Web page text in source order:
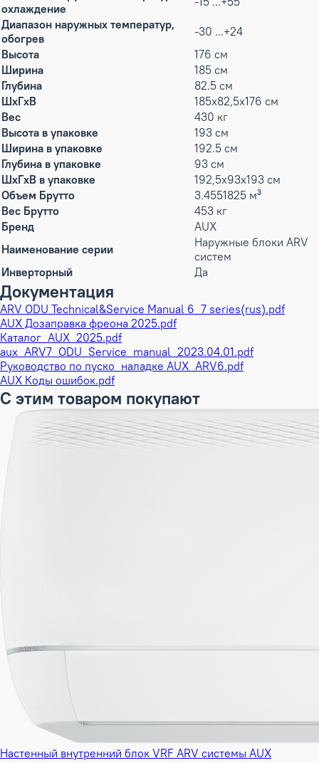
охлаждение
Диапазон наружных температур,
обогрев
-30 ...+24
Высота
176 см
Ширина
185 см
Глубина
82.5 см
ШxГxВ
185x82,5x176 см
Вес
430 кг
Высота в упаковке
193 см
Ширина в упаковке
192.5 см
Глубина в упаковке
93 см
ШxГxВ в упаковке
192,5x93x193 см
Объем Брутто
3.4551825 м³
Вес Брутто
453 кг
Бренд
AUX
Наименование серии
Наружные блоки ARV
систем
Инверторный
Да
Документация
ARV ODU Technical&Service Manual 6_7 series(rus).pdf
AUX Дозаправка фреона 2025.pdf
Каталог_AUX_2025.pdf
aux_ARV7_ODU_Service_manual_2023.04.01.pdf
Руководство по пуско_наладке AUX_ARV6.pdf
AUX Коды ошибок.pdf
С этим товаром покупают
Настенный внутренний блок VRF ARV системы AUX